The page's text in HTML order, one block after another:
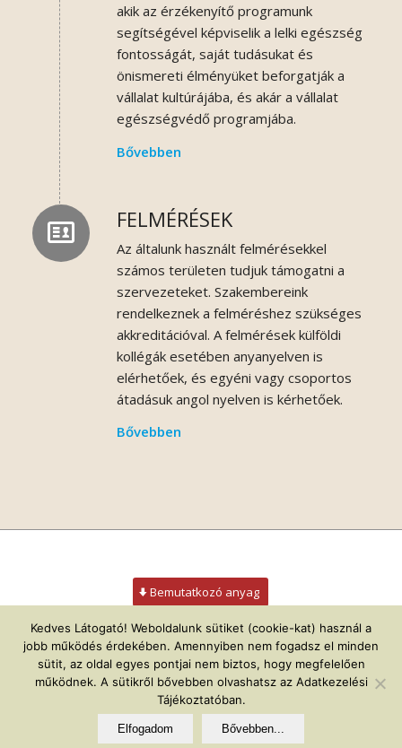
akik az érzékenyítő programunk
segítségével képviselik a lelki egészség
fontosságát, saját tudásukat és
önismereti élményüket beforgatják a
vállalat kultúrájába, és akár a vállalat
egészségvédő programjába.
Bővebben
FELMÉRÉSEK
Az általunk használt felmérésekkel
számos területen tudjuk támogatni a
szervezeteket. Szakembereink
rendelkeznek a felméréshez szükséges
akkreditációval. A felmérések külföldi
kollégák esetében anyanyelven is
elérhetőek, és egyéni vagy csoportos
átadásuk angol nyelven is kérhetőek.
Bővebben
Bemutatkozó anyag
elettukor@elettukor.hu
Kedves Látogató! Weboldalunk sütiket (cookie-kat) használ a
jobb működés érdekében. Amennyiben nem fogadsz el minden
sütit, az oldal egyes pontjai nem biztos, hogy megfelelően
működnek. A sütikről bővebben olvashatsz az Adatkezelési
Tájékoztatóban.
Elfogadom Bővebben...